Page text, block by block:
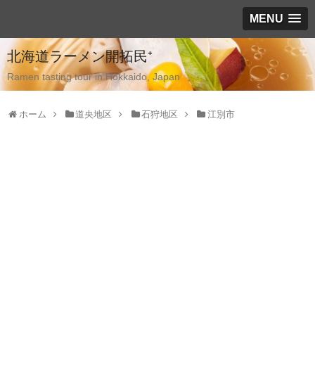
MENU
北海道ラーメン開拓民⁺
Ramen tasting tour in Hokkaido, Japan
ホーム 道央地区 石狩地区 江別市